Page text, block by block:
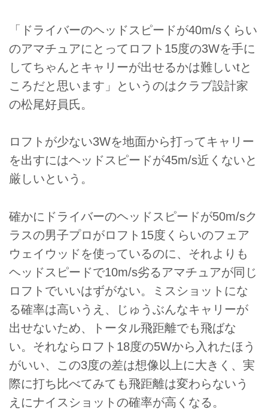
「ドライバーのヘッドスピードが40m/sくらい
のアマチュアにとってロフト15度の3Wを手に
してちゃんとキャリーが出せるかは難しいtと
ころだと思います」というのはクラブ設計家
の松尾好員氏。
ロフトが少ない3Wを地面から打ってキャリー
を出すにはヘッドスピードが45m/s近くないと
厳しいという。
確かにドライバーのヘッドスピードが50m/sク
ラスの男子プロがロフト15度くらいのフェア
ウェイウッドを使っているのに、それよりも
ヘッドスピードで10m/s劣るアマチュアが同じ
ロフトでいいはずがない。ミスショットにな
る確率は高いうえ、じゅうぶんなキャリーが
出せないため、トータル飛距離でも飛ばな
い。それならロフト18度の5Wから入れたほう
がいい、この3度の差は想像以上に大きく、実
際に打ち比べてみても飛距離は変わらないう
えにナイスショットの確率が高くなる。